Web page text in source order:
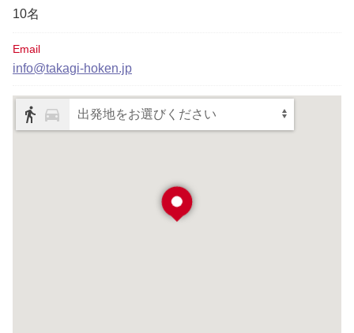
10名
Email
info@takagi-hoken.jp
出発地をお選びください